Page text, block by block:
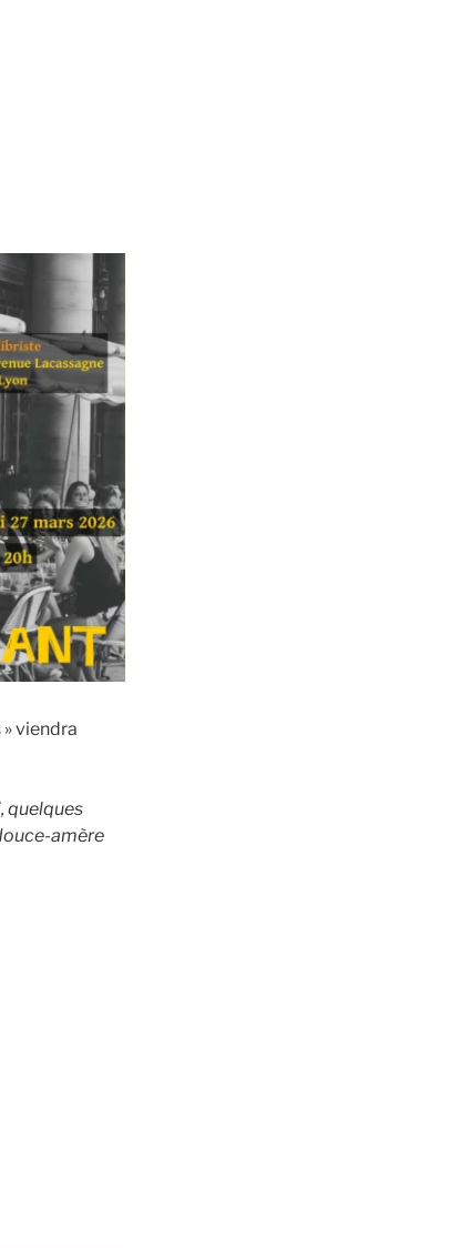
viendra
quelques
amère